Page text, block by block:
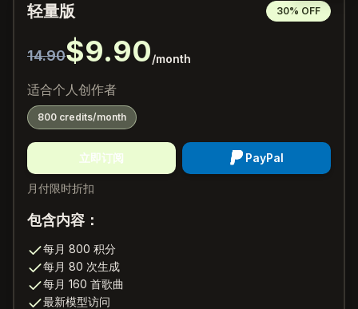
轻量版 30% OFF
14.90$9.90/month
适合个人创作者
800 credits/month
立即订阅 PayPal
月付限时折扣
包含内容：
每月 800 积分
每月 80 次生成
每月 160 首歌曲
最新模型访问